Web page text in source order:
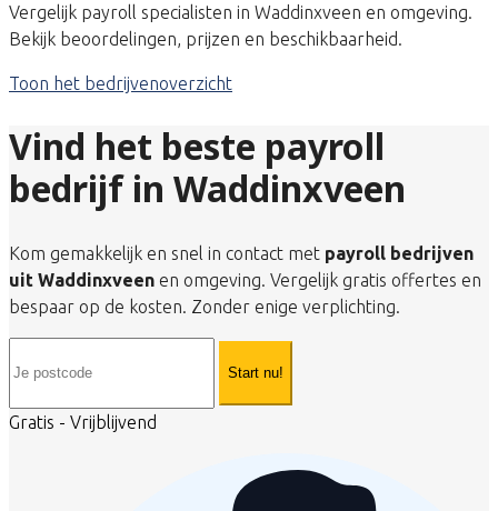
Vergelijk payroll specialisten in Waddinxveen en omgeving.
Bekijk beoordelingen, prijzen en beschikbaarheid.
Toon het bedrijvenoverzicht
Vind het beste payroll
bedrijf in Waddinxveen
Kom gemakkelijk en snel in contact met payroll bedrijven
uit Waddinxveen en omgeving. Vergelijk gratis offertes en
bespaar op de kosten. Zonder enige verplichting.
Start nu!
Gratis - Vrijblijvend